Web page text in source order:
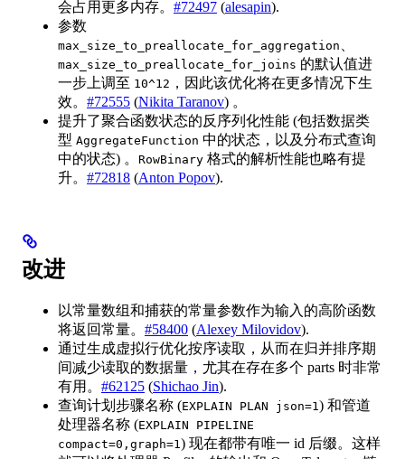
会占用更多内存。 #72497 (alesapin).
参数
max_size_to_preallocate_for_aggregation
max_size_to_preallocate_for_joins 的默认值进
一步上调至 10^12 ，因此该优化将在更多情况下生
效。 #72555 (Nikita Taranov) 。
提升了聚合函数状态的反序列化性能 (包括数据类
型 AggregateFunction 中的状态，以及分布式查询
中的状态) 。 RowBinary 格式的解析性能也略有提
升。 #72818 (Anton Popov).
改进
以常量数组和捕获的常量参数作为输入的高阶函数
将返回常量。 #58400 (Alexey Milovidov).
通过生成虚拟行优化按序读取，从而在归并排序期
间减少读取的数据量，尤其在存在多个 parts 时非常
有用。 #62125 (Shichao Jin).
查询计划步骤名称 (EXPLAIN PLAN json=1 ) 和管道
处理器名称 (EXPLAIN PIPELINE
compact=0,graph=1 ) 现在都带有唯一 id 后缀。这样